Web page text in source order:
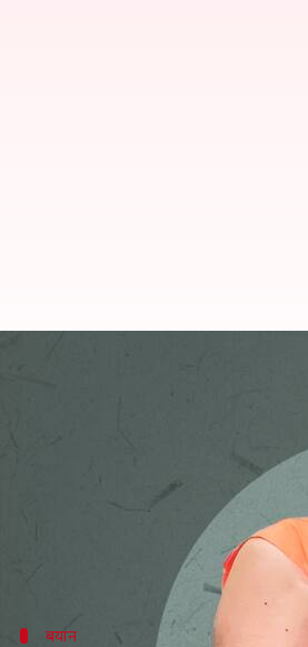
बिश्नोई मंदिर के
के बीकानेर में स्थित
उन्होंने लॉरेंस बिश्नोई द्वारा
बयान